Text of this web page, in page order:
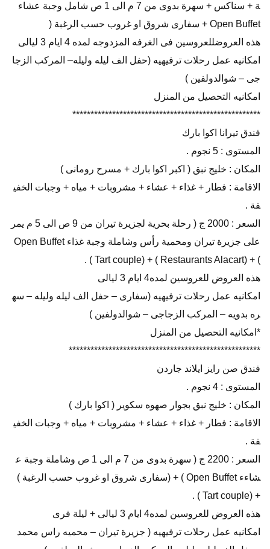
ة + سناكس + سهرة بدوى من 7 م الى 1 ص شامل وجبة عشاء
Open Buffet + سفارى شروق او غروب حسب الرغبة (
هذه العروضللعروسين فى الغرفه المزدوجه لمده 4 ايام 3 ليالى
امكانيه عمل رحلات ترفيهيه (حفل الف ليله وليله– المركب الزجا
جى – شوالدولفين )
امكانيه التحصيل من المنزل
****************************************************
فندق تيرانا اكوا بارك
المستوى : 5 نجوم .
المكان : خليج نبق ( اكبر اكوا بارك + مسرح رومانى )
الاقامة : فطار + غذاء + عشاء + مشروبات + مياه + وجبات الخفي
فة .
السعر : 2000 ج ( رحلة بحرية لجزيرة تيران من 9 ص الى 5 م يمر
على جزيرة تيران ومحمية رأس وشاملة وجبة غذاء Open Buffet
) + (Restaurants Alacart ) + (Tart couple ) .
هذه العروض للعروسين لمده4 ايام 3 ليالى
امكانيه عمل رحلات ترفيهيه (سفارى – حفل الف ليله وليله – سه
ره بدويه – المركب الزجاجى – شوالدولفين )
*امكانيه التحصيل من المنزل
*****************************************************
فندق صن رايز ايلاند جاردن
المستوى : 4 نجوم .
المكان : خليج نبق بجوار صهوه سكوير ( اكوا بارك )
الاقامة : فطار + غذاء + عشاء + مشروبات + مياه + وجبات الخفي
فة .
السعر : 2200 ج ( سهرة بدوى من 7 م الى 1 ص وشاملة وجبة ع
شاءء Open Buffet ) + (سفارى شروق او غروب حسب الرغبة )
+ (Tart couple ) .
هذه العروض للعروسين لمده4 ايام 3 ليالى + ليلة فرى
امكانيه عمل رحلات ترفيهيه ( جزيرة تيران – محميه راس محمد